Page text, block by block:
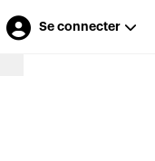
Se connecter